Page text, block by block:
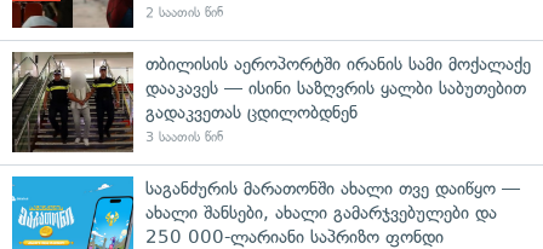
2 საათის წინ
თბილისის აეროპორტში ირანის სამი მოქალაქე
დააკავეს — ისინი საზღვრის ყალბი საბუთებით
გადაკვეთას ცდილობდნენ
3 საათის წინ
საგანძურის მარათონში ახალი თვე დაიწყო —
ახალი შანსები, ახალი გამარჯვებულები და
250 000-ლარიანი საპრიზო ფონდი